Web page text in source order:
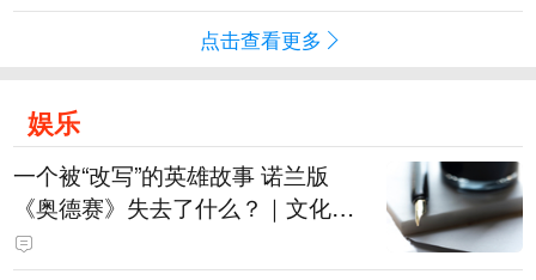
点击查看更多
娱乐
一个被“改写”的英雄故事 诺兰版
《奥德赛》失去了什么？｜文化观
察